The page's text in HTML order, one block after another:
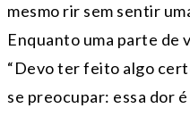
mesmo rir sem sentir
Enquanto uma parte de
“Devo ter feito algo
se preocupar: essa dor